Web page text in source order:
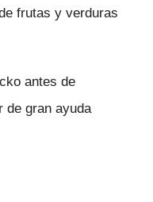
frutas y verduras
antes de
de gran ayuda